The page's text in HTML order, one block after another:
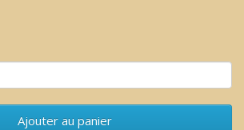
Ajouter au panier